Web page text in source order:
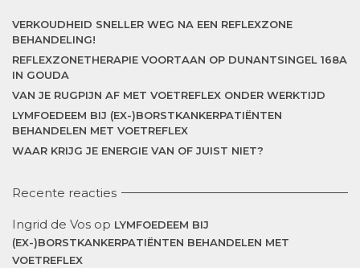
VERKOUDHEID SNELLER WEG NA EEN REFLEXZONE
BEHANDELING!
REFLEXZONETHERAPIE VOORTAAN OP DUNANTSINGEL 168A
IN GOUDA
VAN JE RUGPIJN AF MET VOETREFLEX ONDER WERKTIJD
LYMFOEDEEM BIJ (EX-)BORSTKANKERPATIËNTEN
BEHANDELEN MET VOETREFLEX
WAAR KRIJG JE ENERGIE VAN OF JUIST NIET?
Recente reacties
Ingrid de Vos op LYMFOEDEEM BIJ
(EX-)BORSTKANKERPATIËNTEN BEHANDELEN MET
VOETREFLEX